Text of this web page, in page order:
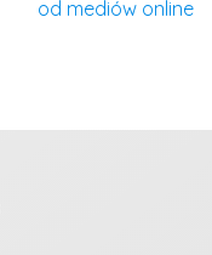
od mediów online